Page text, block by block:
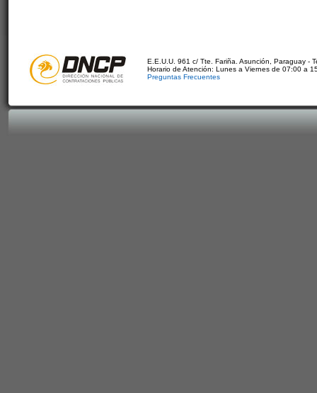
E.E.U.U. 961 c/ Tte. Fariña. Asunción, Paraguay -
Horario de Atención: Lunes a Viernes de 07:00 a
Preguntas Frecuentes